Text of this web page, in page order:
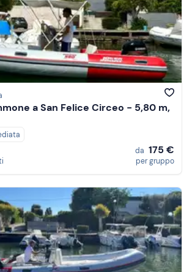
a San Felice Circeo - 5,80 m,
da 175 €
per gruppo